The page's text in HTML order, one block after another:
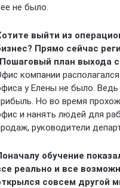
не было.
выйти из
Прямо сейчас
план выхода
компании
у Елены не было. Ведь
Но во время
и нанять людей для
руководители
обучение
реально и все
совсем другой